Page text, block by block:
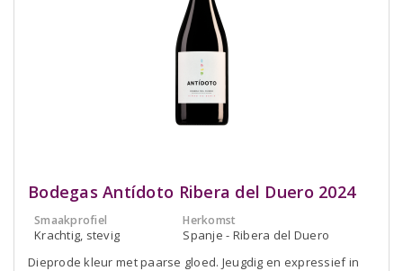
Bodegas Antídoto Ribera del Duero 2024
Smaakprofiel
Krachtig, stevig
Herkomst
Spanje - Ribera del Duero
Dieprode kleur met paarse gloed. Jeugdig en expressief in